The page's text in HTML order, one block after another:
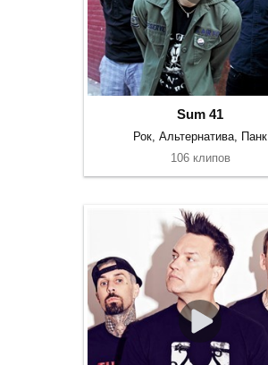
Sum 41
Рок, Альтернатива, Панк
106 клипов